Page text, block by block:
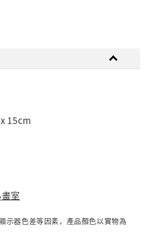
15cm
室
示器色差等因素，產品顏色以實物為